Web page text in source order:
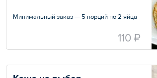
Минимальный заказ — 5 порций по 2 яйца
110 ₽